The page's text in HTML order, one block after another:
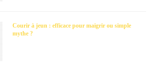
Courir à jeun : efficace pour maigrir ou simple
mythe ?